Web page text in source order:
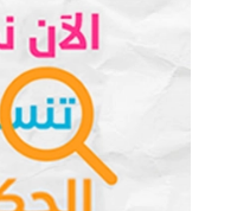
لرفض الشر ومقاومة
ويأتي ذبح الأضاحي
اقتداء بسيدنا إبراهيم
في دلالة على الامتثال
للتضحية في سبيل